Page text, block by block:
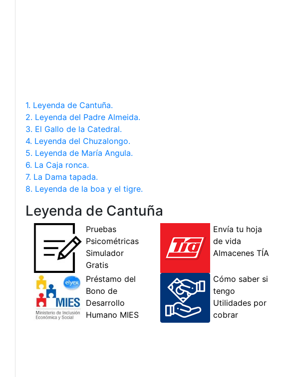
1. Leyenda de Cantuña.
2. Leyenda del Padre Almeida.
3. El Gallo de la Catedral.
4. Leyenda del Chuzalongo.
5. Leyenda de María Angula.
6. La Caja ronca.
7. La Dama tapada.
8. Leyenda de la boa y el tigre.
Leyenda de Cantuña